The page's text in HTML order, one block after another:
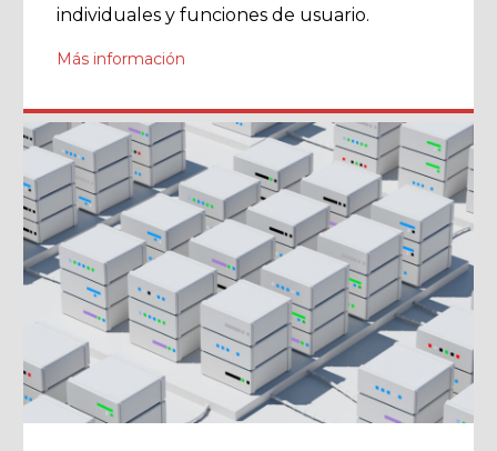
individuales y funciones de usuario.
Más información